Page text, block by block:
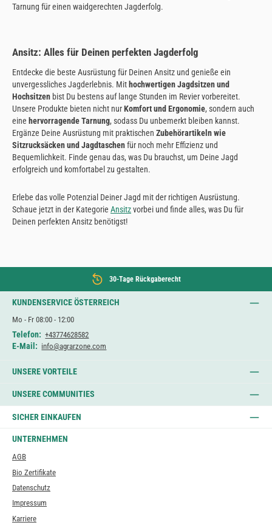
Tarnung für einen waidgerechten Jagderfolg.
Ansitz: Alles für Deinen perfekten Jagderfolg
Entdecke die beste Ausrüstung für Deinen Ansitz und genieße ein
unvergessliches Jagderlebnis. Mit hochwertigen Jagdsitzen und
Hochsitzen bist Du bestens auf lange Stunden im Revier vorbereitet.
Unsere Produkte bieten nicht nurKomfort und Ergonomie, sondern auch
eine hervorragende Tarnung, sodass Du unbemerkt bleiben kannst.
Ergänze Deine Ausrüstung mit praktischen Zubehörartikeln wie
Sitzrucksäcken und Jagdtaschenfür noch mehr Effizienz und
Bequemlichkeit. Finde genau das, was Du brauchst, um Deine Jagd
erfolgreich und komfortabel zu gestalten.
Erlebe das volle Potenzial Deiner Jagd mit der richtigen Ausrüstung.
Schaue jetzt in der Kategorie Ansitzvorbei und finde alles, was Du für
Deinen perfekten Ansitz benötigst!
30-Tage Rückgaberecht
KUNDENSERVICE ÖSTERREICH
Mo - Fr 08:00 - 12:00
Telefon: +43774628582
E-Mail: info@agrarzone.com
UNSERE VORTEILE
UNSERE COMMUNITIES
SICHER EINKAUFEN
UNTERNEHMEN
AGB
Bio Zertifikate
Datenschutz
Impressum
Karriere